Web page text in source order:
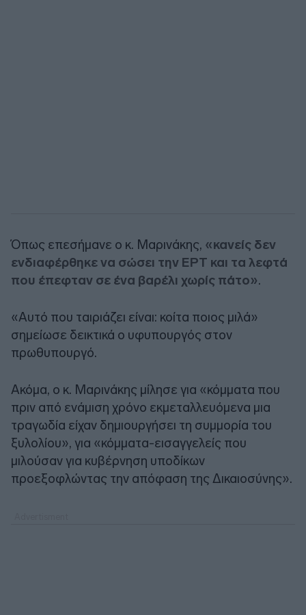
Όπως επεσήμανε ο κ. Μαρινάκης, «κανείς δεν
ενδιαφέρθηκε να σώσει την ΕΡΤ και τα λεφτά
που έπεφταν σε ένα βαρέλι χωρίς πάτο».
«Αυτό που ταιριάζει είναι: κοίτα ποιος μιλά»
σημείωσε δεικτικά ο υφυπουργός στον
πρωθυπουργό.
Ακόμα, ο κ. Μαρινάκης μίλησε για «κόμματα που
πριν από ενάμιση χρόνο εκμεταλλευόμενα μια
τραγωδία είχαν δημιουργήσει τη συμμορία του
ξυλολίου», για «κόμματα-εισαγγελείς που
μιλούσαν για κυβέρνηση υποδίκων
προεξοφλώντας την απόφαση της Δικαιοσύνης».